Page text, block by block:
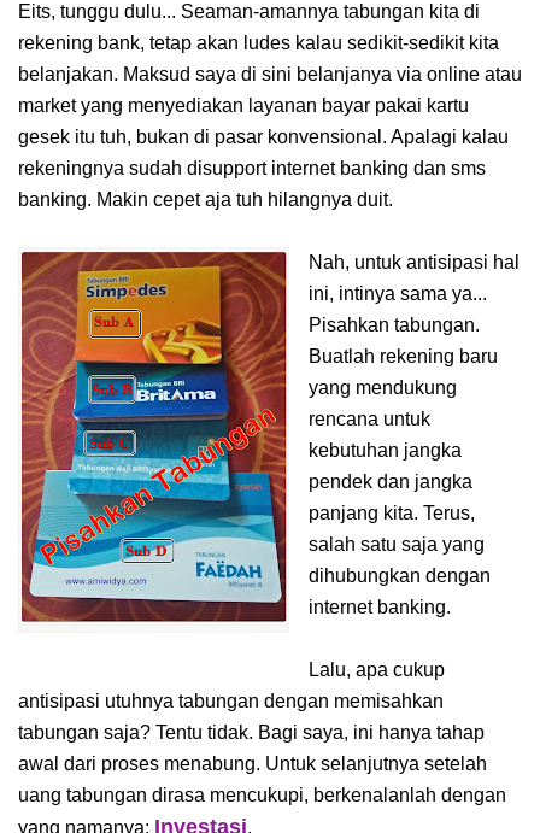
Eits, tunggu dulu... Seaman-amannya tabungan kita di
rekening bank, tetap akan ludes kalau sedikit-sedikit kita
belanjakan. Maksud saya di sini belanjanya via online atau
market yang menyediakan layanan bayar pakai kartu
gesek itu tuh, bukan di pasar konvensional. Apalagi kalau
rekeningnya sudah disupport internet banking dan sms
banking. Makin cepet aja tuh hilangnya duit.
Nah, untuk antisipasi hal
ini, intinya sama ya...
Pisahkan tabungan.
Buatlah rekening baru
yang mendukung
rencana untuk
kebutuhan jangka
pendek dan jangka
panjang kita. Terus,
salah satu saja yang
dihubungkan dengan
internet banking.
Lalu, apa cukup
antisipasi utuhnya tabungan dengan memisahkan
tabungan saja? Tentu tidak. Bagi saya, ini hanya tahap
awal dari proses menabung. Untuk selanjutnya setelah
uang tabungan dirasa mencukupi, berkenalanlah dengan
yang namanya: Investasi.